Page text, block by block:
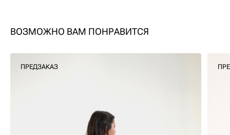
ВОЗМОЖНО ВАМ ПОНРАВИТСЯ
ПРЕДЗАКАЗ